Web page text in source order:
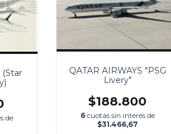
(Star
de
QATAR AIRWAYS "PSG
Livery"
$188.800
6 cuotas sin interés de
$31.466,67